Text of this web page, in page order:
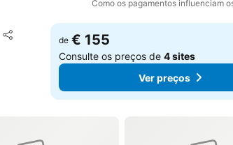
Como os pagamentos influenciam
Partilhar
Adicionar aos favoritos
de € 155
Consulte os preços de4 sites
Ver preços